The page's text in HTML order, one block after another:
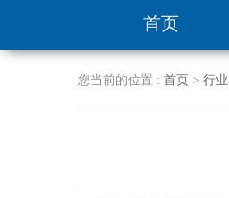
首页
您当前的位置 : 首页 > 行